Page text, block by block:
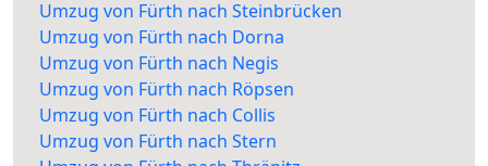
Umzug von Fürth nach Steinbrücken
Umzug von Fürth nach Dorna
Umzug von Fürth nach Negis
Umzug von Fürth nach Röpsen
Umzug von Fürth nach Collis
Umzug von Fürth nach Stern